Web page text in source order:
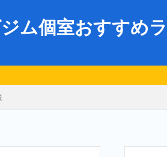
ム個室おすすめラ